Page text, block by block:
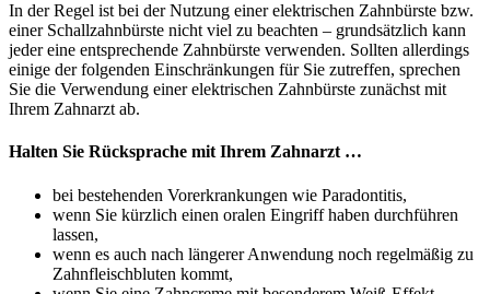
In der Regel ist bei der Nutzung einer elektrischen Zahnbürste bzw.
einer Schallzahnbürste nicht viel zu beachten – grundsätzlich kann
jeder eine entsprechende Zahnbürste verwenden. Sollten allerdings
einige der folgenden Einschränkungen für Sie zutreffen, sprechen
Sie die Verwendung einer elektrischen Zahnbürste zunächst mit
Ihrem Zahnarzt ab.
Halten Sie Rücksprache mit Ihrem Zahnarzt …
bei bestehenden Vorerkrankungen wie Paradontitis,
wenn Sie kürzlich einen oralen Eingriff haben durchführen
lassen,
wenn es auch nach längerer Anwendung noch regelmäßig zu
Zahnfleischbluten kommt,